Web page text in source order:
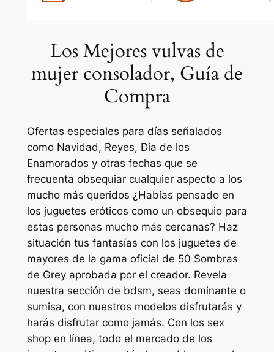
Los Mejores vulvas de
mujer consolador, Guía de
Compra
Ofertas especiales para días señalados
como Navidad, Reyes, Día de los
Enamorados y otras fechas que se
frecuenta obsequiar cualquier aspecto a los
mucho más queridos ¿Habías pensado en
los juguetes eróticos como un obsequio para
estas personas mucho más cercanas? Haz
situación tus fantasías con los juguetes de
mayores de la gama oficial de 50 Sombras
de Grey aprobada por el creador. Revela
nuestra sección de bdsm, seas dominante o
sumisa, con nuestros modelos disfrutarás y
harás disfrutar como jamás. Con los sex
shop en línea, todo el mercado de los